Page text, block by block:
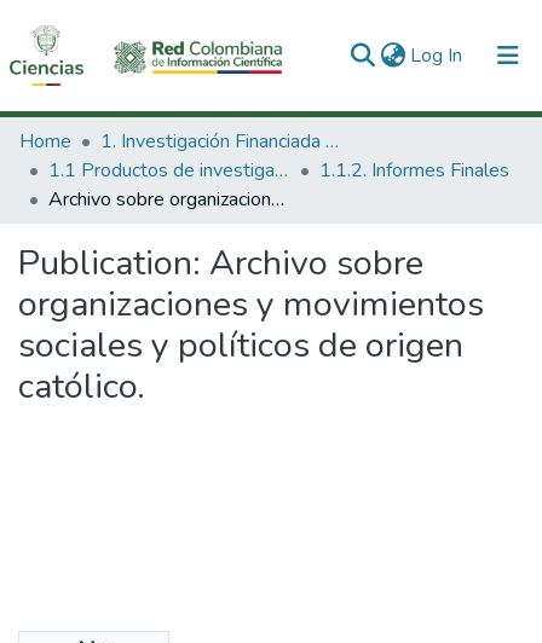
Log In (current)
Communities & Collections
All of DSpace
Home
1. Investigación Financiada con Recursos Públicos
1.1 Productos de investigación
1.1.2. Informes Finales
Archivo sobre organizaciones y movimientos sociales y políticos de origen católico.
Publication: Archivo sobre
organizaciones y movimientos
sociales y políticos de origen
católico.